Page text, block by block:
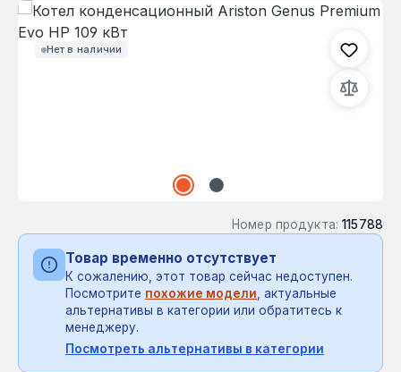
Нет в наличии
Пропустить галерею изображений
Номер продукта: 115788
Товар временно отсутствует
К сожалению, этот товар сейчас недоступен.
Посмотрите похожие модели, актуальные
альтернативы в категории или обратитесь к
менеджеру.
Посмотреть альтернативы в категории